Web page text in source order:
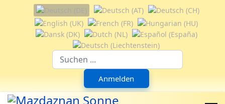
Sprache auswählen
Anmelden